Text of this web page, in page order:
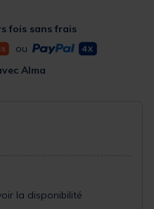
fois sans frais
ou
Alma
la disponibilité